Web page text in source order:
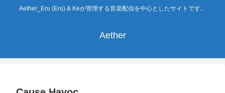
Aether_Eru (Eru) & Keが管理する音楽配信を中心としたサイトです。
Aether